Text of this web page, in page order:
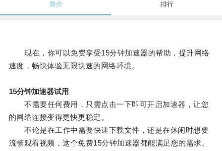
简介 排行
现在，你可以免费享受15分钟加速器的帮助，提升网络
速度，畅快体验无限快速的网络环境。
15分钟加速器试用
不需要任何费用，只需点击一下即可开启加速器，让您
的网络连接变得更快更稳定。
不论是在工作中需要快速下载文件，还是在休闲时想要
流畅观看视频，这个免费15分钟加速器都能满足您的需求。